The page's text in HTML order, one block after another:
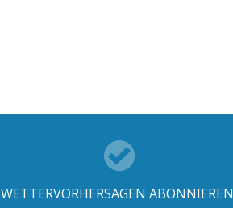
WETTERVORHERSAGEN ABONNIEREN